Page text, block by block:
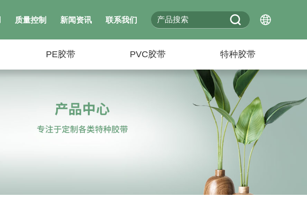
质量控制 新闻资讯 联系我们
PE胶带 PVC胶带 特种胶带